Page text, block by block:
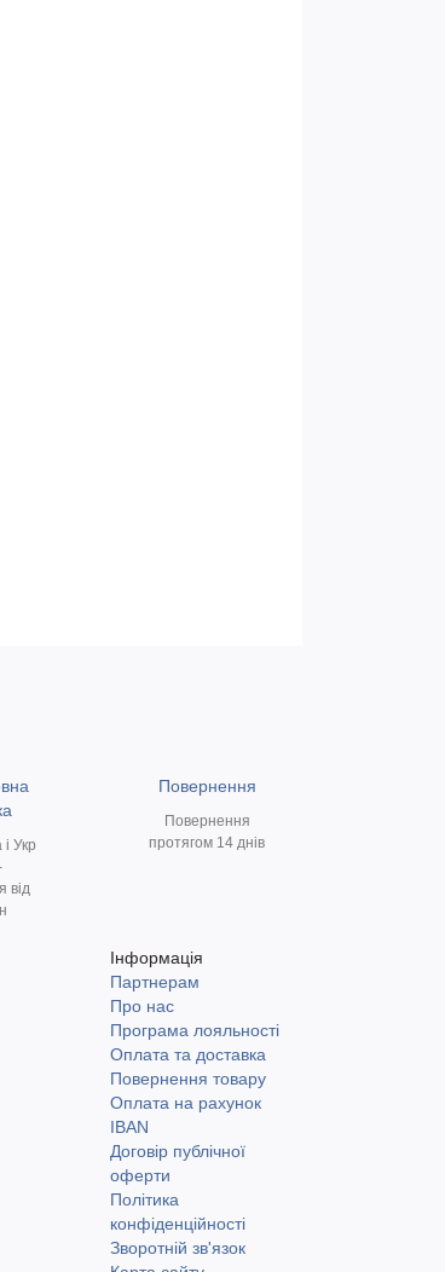
Укр
від
Повернення
Повернення
протягом 14 днів
Інформація
Партнерам
Про нас
Програма лояльності
Оплата та доставка
Повернення товару
Оплата на рахунок
IBAN
Договір публічної
оферти
Політика
конфіденційності
Зворотній зв'язок